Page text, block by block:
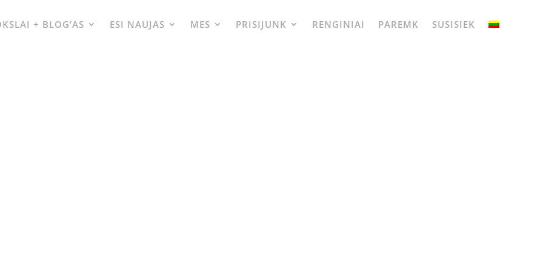
+ BLOG’AS ESI NAUJAS MES PRISIJUNK RENGINIAI PAREMK SUSISIEK